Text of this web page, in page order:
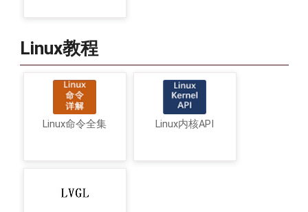
Linux教程
Linux命令全集 Linux内核API